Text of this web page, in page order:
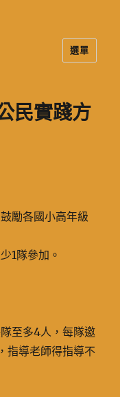
選單
民實踐方
勵各國小高年級
1隊參加。
至多4人，每隊邀
指導老師得指導不